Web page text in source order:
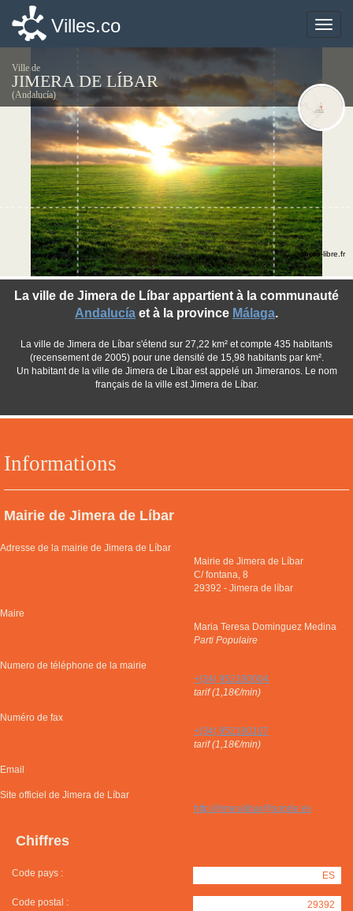
Toggle
Villes.co
Ville de
JIMERA DE LÍBAR
(Andalucía)
Informations
Mairie de Jimera de Líbar
Adresse de la mairie de Jimera de Líbar
Mairie de Jimera de Líbar
C/ fontana, 8
29392 -Jimera de líbar
Maire
Maria Teresa Dominguez Medina
Parti Populaire
Numero de téléphone de la mairie
+(34) 952180004
tarif (1,18€/min)
Numéro de fax
+(34) 952180107
tarif (1,18€/min)
Email
Site officiel de Jimera de Líbar
http://jimeralibar@sopde.es
Chiffres
Code pays : ES
Code postal : 29392
La ville de Jimera de Líbar appartient à la communauté
Andalucía et à la province Málaga.
La ville de Jimera de Líbar s'étend sur 27,22 km² et compte 435 habitants
(recensement de 2005) pour une densité de 15,98 habitants par km².
Un habitant de la ville de Jimera de Líbar est appelé un Jimeranos. Le nom
français de la ville est Jimera de Líbar.
©photo-libre.fr
Toggle
Villes.co